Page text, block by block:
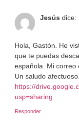
Jesús dice:
Hola, Gastón. He
que te puedas
española. Mi correo
Un saludo afectuoso.
https://
usp=sharing
Responder